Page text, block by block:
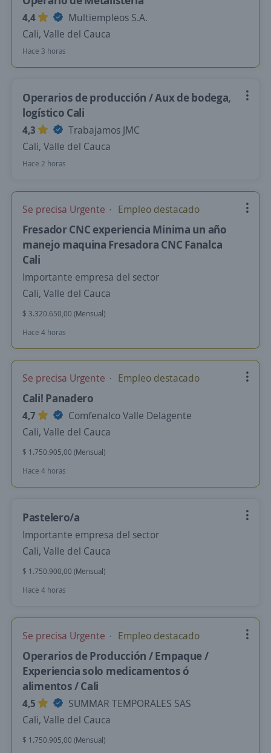
4,4
Multiempleos S.A.
Cali, Valle del Cauca
Hace 3 horas
Operarios de producción / Aux de bodega,
logístico Cali
4,3
Trabajamos JMC
Cali, Valle del Cauca
Hace 2 horas
Se precisa Urgente Empleo destacado
Fresador CNC experiencia Minima un año
manejo maquina Fresadora CNC Fanalca
Cali
Importante empresa del sector
Cali, Valle del Cauca
$ 3.320.650,00 (Mensual)
Hace 4 horas
Se precisa Urgente Empleo destacado
Cali! Panadero
4,7
Comfenalco Valle Delagente
Cali, Valle del Cauca
$ 1.750.905,00 (Mensual)
Hace 4 horas
Pastelero/a
Importante empresa del sector
Cali, Valle del Cauca
$ 1.750.900,00 (Mensual)
Hace 4 horas
Se precisa Urgente Empleo destacado
Operarios de Producción / Empaque /
Experiencia solo medicamentos ó
alimentos / Cali
4,5
SUMMAR TEMPORALES SAS
Cali, Valle del Cauca
$ 1.750.905,00 (Mensual)